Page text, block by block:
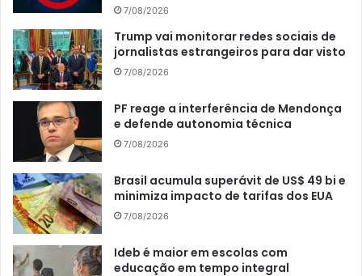
7/08/2026
Trump vai monitorar redes sociais de
jornalistas estrangeiros para dar visto
7/08/2026
PF reage a interferência de Mendonça
e defende autonomia técnica
7/08/2026
Brasil acumula superávit de US$ 49 bi e
minimiza impacto de tarifas dos EUA
7/08/2026
Ideb é maior em escolas com
educação em tempo integral